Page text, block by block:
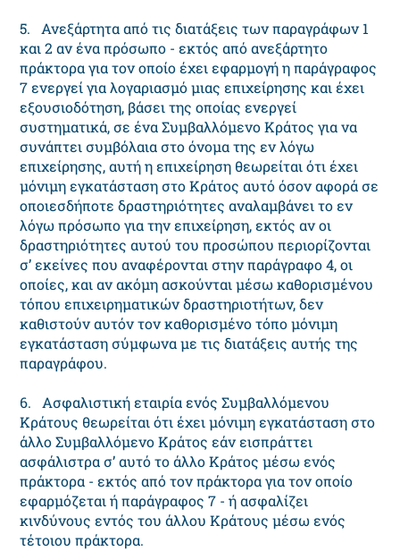
5. Ανεξάρτητα από τις διατάξεις των παραγράφων 1
και 2 αν ένα πρόσωπο - εκτός από ανεξάρτητο
πράκτορα για τον οποίο έχει εφαρμογή η παράγραφος
7 ενεργεί για λογαριασμό μιας επιχείρησης και έχει
εξουσιοδότηση, βάσει της οποίας ενεργεί
συστηματικά, σε ένα Συμβαλλόμενο Κράτος για να
συνάπτει συμβόλαια στο όνομα της εν λόγω
επιχείρησης, αυτή η επιχείρηση θεωρείται ότι έχει
μόνιμη εγκατάσταση στο Κράτος αυτό όσον αφορά σε
οποιεσδήποτε δραστηριότητες αναλαμβάνει το εν
λόγω πρόσωπο για την επιχείρηση, εκτός αν οι
δραστηριότητες αυτού του προσώπου περιορίζονται
σ’ εκείνες που αναφέρονται στην παράγραφο 4, οι
οποίες, και αν ακόμη ασκούνται μέσω καθορισμένου
τόπου επιχειρηματικών δραστηριοτήτων, δεν
καθιστούν αυτόν τον καθορισμένο τόπο μόνιμη
εγκατάσταση σύμφωνα με τις διατάξεις αυτής της
παραγράφου.
6. Ασφαλιστική εταιρία ενός Συμβαλλόμενου
Κράτους θεωρείται ότι έχει μόνιμη εγκατάσταση στο
άλλο Συμβαλλόμενο Κράτος εάν εισπράττει
ασφάλιστρα σ’ αυτό το άλλο Κράτος μέσω ενός
πράκτορα - εκτός από τον πράκτορα για τον οποίο
εφαρμόζεται ή παράγραφος 7 - ή ασφαλίζει
κινδύνους εντός του άλλου Κράτους μέσω ενός
τέτοιου πράκτορα.